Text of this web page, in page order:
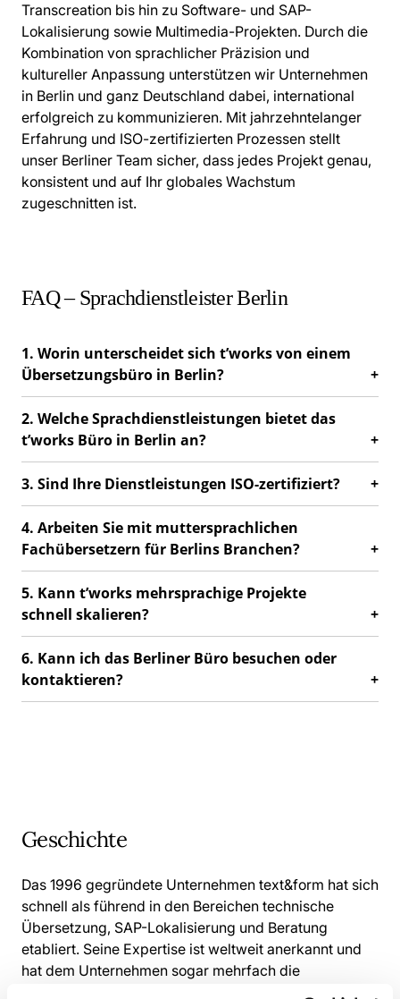
Transcreation bis hin zu Software- und SAP-
Lokalisierung sowie Multimedia-Projekten. Durch die
Kombination von sprachlicher Präzision und
kultureller Anpassung unterstützen wir Unternehmen
in Berlin und ganz Deutschland dabei, international
erfolgreich zu kommunizieren. Mit jahrzehntelanger
Erfahrung und ISO-zertifizierten Prozessen stellt
unser Berliner Team sicher, dass jedes Projekt genau,
konsistent und auf Ihr globales Wachstum
zugeschnitten ist.
FAQ – Sprachdienstleister Berlin
1. Worin unterscheidet sich t’works von einem
Übersetzungsbüro in Berlin?
2. Welche Sprachdienstleistungen bietet das
t’works Büro in Berlin an?
3. Sind Ihre Dienstleistungen ISO-zertifiziert?
4. Arbeiten Sie mit muttersprachlichen
Fachübersetzern für Berlins Branchen?
5. Kann t’works mehrsprachige Projekte
schnell skalieren?
6. Kann ich das Berliner Büro besuchen oder
kontaktieren?
Geschichte
Das 1996 gegründete Unternehmen text&form hat sich
schnell als führend in den Bereichen technische
Übersetzung, SAP-Lokalisierung und Beratung
etabliert. Seine Expertise ist weltweit anerkannt und
hat dem Unternehmen sogar mehrfach die